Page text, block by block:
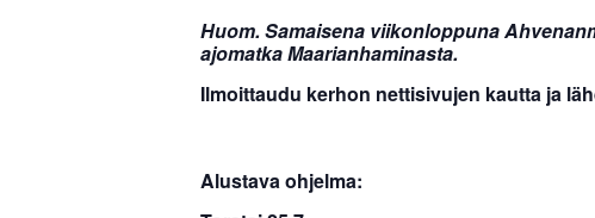
Huom. Samaisena viikonloppuna
ajomatka Maarianhaminasta.
Ilmoittaudu kerhon nettisivujen kautta ja
Alustava ohjelma: